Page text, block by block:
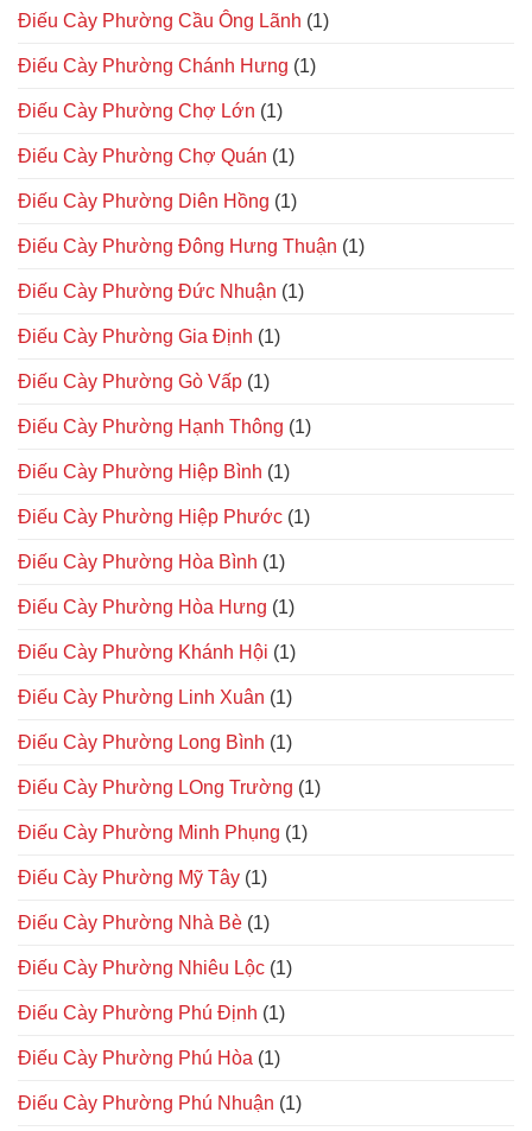
Điếu Cày Phường Cầu Ông Lãnh (1)
Điếu Cày Phường Chánh Hưng (1)
Điếu Cày Phường Chợ Lớn (1)
Điếu Cày Phường Chợ Quán (1)
Điếu Cày Phường Diên Hồng (1)
Điếu Cày Phường Đông Hưng Thuận (1)
Điếu Cày Phường Đức Nhuận (1)
Điếu Cày Phường Gia Định (1)
Điếu Cày Phường Gò Vấp (1)
Điếu Cày Phường Hạnh Thông (1)
Điếu Cày Phường Hiệp Bình (1)
Điếu Cày Phường Hiệp Phước (1)
Điếu Cày Phường Hòa Bình (1)
Điếu Cày Phường Hòa Hưng (1)
Điếu Cày Phường Khánh Hội (1)
Điếu Cày Phường Linh Xuân (1)
Điếu Cày Phường Long Bình (1)
Điếu Cày Phường LOng Trường (1)
Điếu Cày Phường Minh Phụng (1)
Điếu Cày Phường Mỹ Tây (1)
Điếu Cày Phường Nhà Bè (1)
Điếu Cày Phường Nhiêu Lộc (1)
Điếu Cày Phường Phú Định (1)
Điếu Cày Phường Phú Hòa (1)
Điếu Cày Phường Phú Nhuận (1)